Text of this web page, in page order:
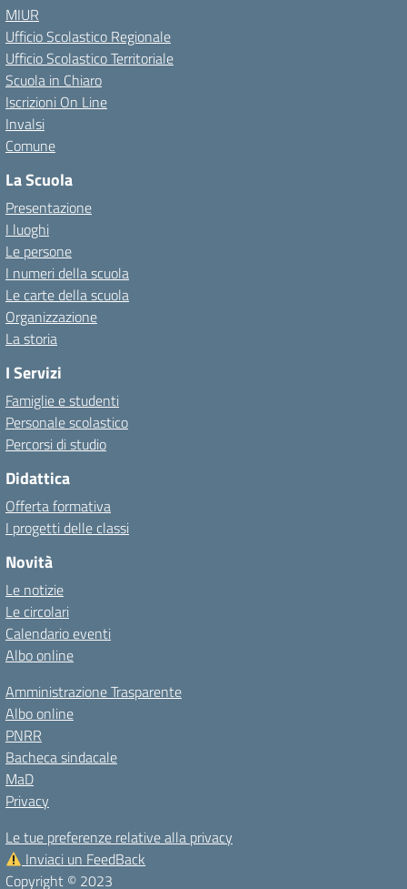
MIUR
Ufficio Scolastico Regionale
Ufficio Scolastico Territoriale
Scuola in Chiaro
Iscrizioni On Line
Invalsi
Comune
La Scuola
Presentazione
I luoghi
Le persone
I numeri della scuola
Le carte della scuola
Organizzazione
La storia
I Servizi
Famiglie e studenti
Personale scolastico
Percorsi di studio
Didattica
Offerta formativa
I progetti delle classi
Novità
Le notizie
Le circolari
Calendario eventi
Albo online
Amministrazione Trasparente
Albo online
PNRR
Bacheca sindacale
MaD
Privacy
Le tue preferenze relative alla privacy
Inviaci un FeedBack
Copyright © 2023